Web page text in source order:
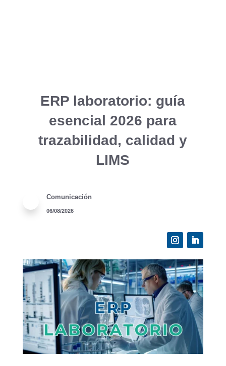
ERP laboratorio: guía
esencial 2026 para
trazabilidad, calidad y
LIMS
Comunicación
06/08/2026